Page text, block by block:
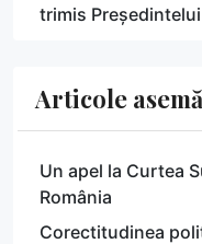
trimis
Articole
Un apel la Curtea
România
Corectitudinea